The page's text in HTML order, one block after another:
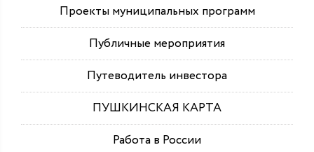
Проекты муниципальных программ
Публичные мероприятия
Путеводитель инвестора
ПУШКИНСКАЯ КАРТА
Работа в России